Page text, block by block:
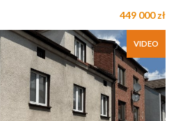
449 000 zł
VIDEO